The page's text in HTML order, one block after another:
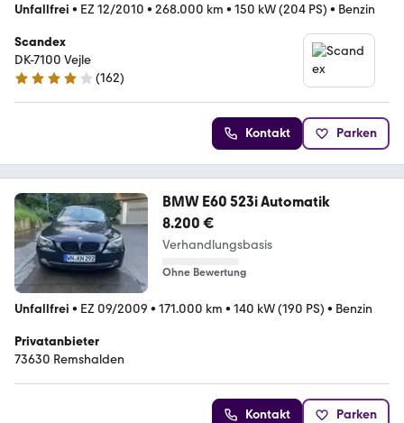
Unfallfrei • EZ 12/2010 • 268.000 km • 150 kW (204 PS) • Benzin
Scandex
DK-7100 Vejle
4.1 Sterne
(162)
Kontakt Parken
BMW E60 523i Automatik
8.200 €
Verhandlungsbasis
Ohne Bewertung
Unfallfrei • EZ 09/2009 • 171.000 km • 140 kW (190 PS) • Benzin
Privatanbieter
73630 Remshalden
Kontakt Parken